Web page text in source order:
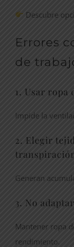
Descubre
Errores
de
1. Usar ropa
Impide la
2. Elegir
Generan
3. No
Mantener ropa
rendimiento.